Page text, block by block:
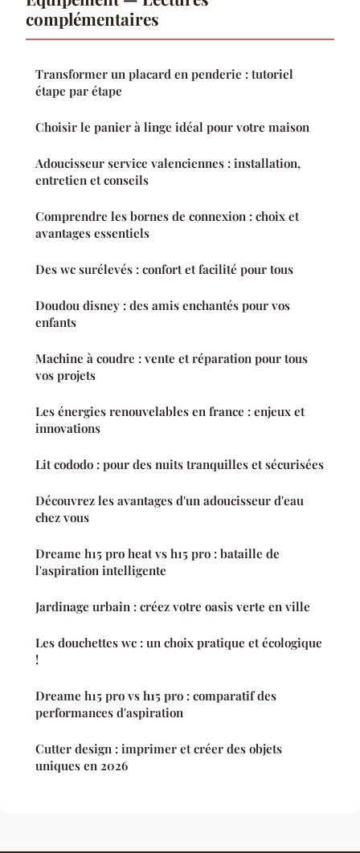
complémentaires
Transformer un placard en penderie : tutoriel
étape par étape
Choisir le panier à linge idéal pour votre maison
Adoucisseur service valenciennes : installation,
entretien et conseils
Comprendre les bornes de connexion : choix et
avantages essentiels
Des wc surélevés : confort et facilité pour tous
Doudou disney : des amis enchantés pour vos
enfants
Machine à coudre : vente et réparation pour tous
vos projets
Les énergies renouvelables en france : enjeux et
innovations
Lit cododo : pour des nuits tranquilles et sécurisées
Découvrez les avantages d'un adoucisseur d'eau
chez vous
Dreame h15 pro heat vs h15 pro : bataille de
l'aspiration intelligente
Jardinage urbain : créez votre oasis verte en ville
Les douchettes wc : un choix pratique et écologique
!
Dreame h15 pro vs h15 pro : comparatif des
performances d'aspiration
Cutter design : imprimer et créer des objets
uniques en 2026